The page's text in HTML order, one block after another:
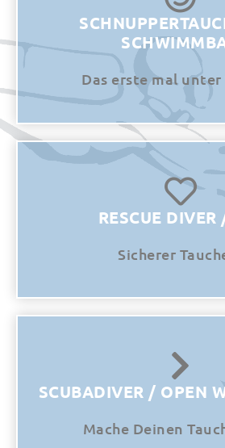
Das erste mal unter
RESCUE DIVER
Sicherer
SCUBADIVER / OPEN
Mache Deinen